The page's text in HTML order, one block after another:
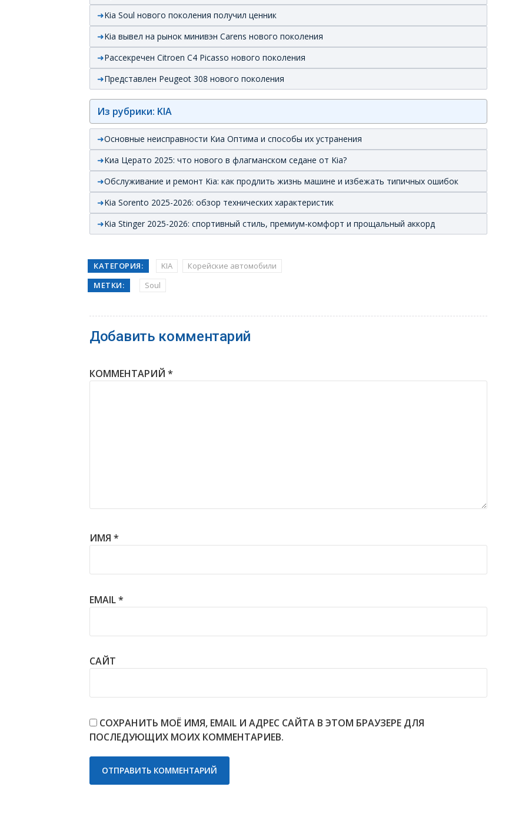
Kia Soul нового поколения получил ценник
Kia вывел на рынок минивэн Carens нового поколения
Рассекречен Citroen C4 Picasso нового поколения
Представлен Peugeot 308 нового поколения
Из рубрики: KIA
Основные неисправности Киа Оптима и способы их устранения
Киа Церато 2025: что нового в флагманском седане от Kia?
Обслуживание и ремонт Kia: как продлить жизнь машине и избежать типичных ошибок
Kia Sorento 2025-2026: обзор технических характеристик
Kia Stinger 2025-2026: спортивный стиль, премиум-комфорт и прощальный аккорд
КАТЕГОРИЯ: KIA
Корейские автомобили
МЕТКИ:
Soul
Добавить комментарий
КОММЕНТАРИЙ *
ИМЯ *
EMAIL*
САЙТ
СОХРАНИТЬ МОЁ ИМЯ, EMAIL И АДРЕС САЙТА В ЭТОМ БРАУЗЕРЕ ДЛЯ
ПОСЛЕДУЮЩИХ МОИХ КОММЕНТАРИЕВ.